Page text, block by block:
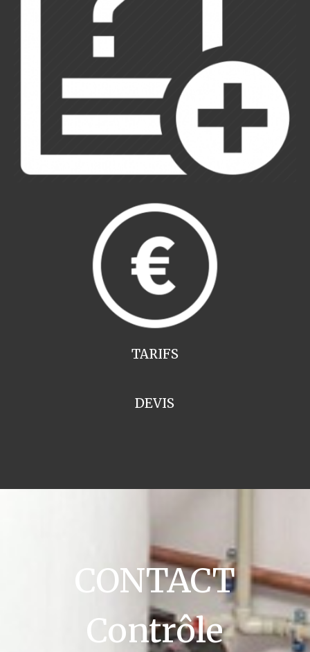
TARIFS
DEVIS
CONTACT
Contrôle